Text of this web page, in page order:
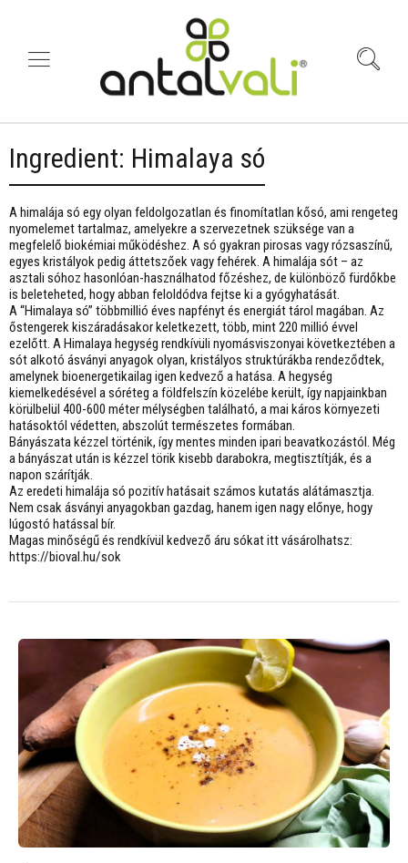
Ingredient: Himalaya só
A himalája só egy olyan feldolgozatlan és finomítatlan kősó, ami rengeteg
nyomelemet tartalmaz, amelyekre a szervezetnek szüksége van a
megfelelő biokémiai működéshez. A só gyakran pirosas vagy rózsaszínű,
egyes kristályok pedig áttetszőek vagy fehérek. A himalája sót – az
asztali sóhoz hasonlóan-használhatod főzéshez, de különböző fürdőkbe
is beleteheted, hogy abban feloldódva fejtse ki a gyógyhatását.
A “Himalaya só” többmillió éves napfényt és energiát tárol magában. Az
őstengerek kiszáradásakor keletkezett, több, mint 220 millió évvel
ezelőtt. A Himalaya hegység rendkívüli nyomásviszonyai következtében a
sót alkotó ásványi anyagok olyan, kristályos struktúrákba rendeződtek,
amelynek bioenergetikailag igen kedvező a hatása. A hegység
kiemelkedésével a sóréteg a földfelszín közelébe került, így napjainkban
körülbelül 400-600 méter mélységben található, a mai káros környezeti
hatásoktól védetten, abszolút természetes formában.
Bányászata kézzel történik, így mentes minden ipari beavatkozástól. Még
a bányászat után is kézzel törik kisebb darabokra, megtisztítják, és a
napon szárítják.
Az eredeti himalája só pozitív hatásait számos kutatás alátámasztja.
Nem csak ásványi anyagokban gazdag, hanem igen nagy előnye, hogy
lúgostó hatással bír.
Magas minőségű és rendkívül kedvező áru sókat itt vásárolhatsz:
https://bioval.hu/sok